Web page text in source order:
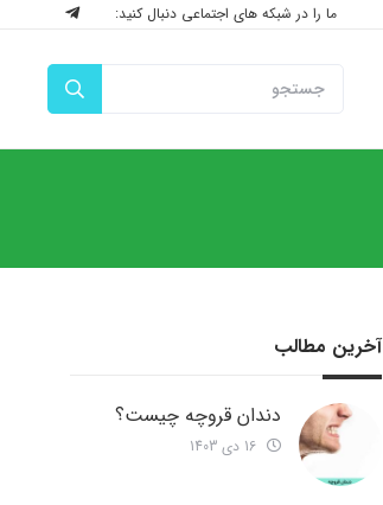
ما را در شبکه های اجتماعی دنبال کنید:
آخرین مطالب
دندان قروچه چیست؟